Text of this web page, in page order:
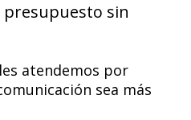
sin
atendemos por
sea más